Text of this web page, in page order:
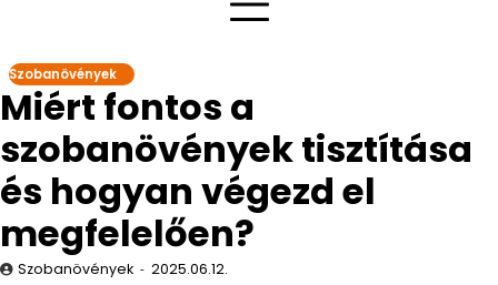
Szobanövények
Miért fontos a
szobanövények tisztítása
és hogyan végezd el
megfelelően?
Szobanövények 2025.06.12.